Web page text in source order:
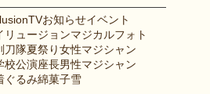
TVお知らせイベント
リュージョンマジカルフォト
刀隊夏祭り女性マジシャン
校公演座長男性マジシャン
ぐるみ綿菓子雪